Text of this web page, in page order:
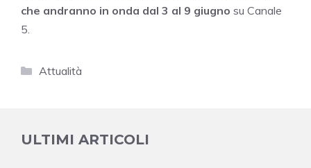
che andranno in onda dal 3 al 9 giugno su Canale
5.
Categorie
Attualità
ULTIMI ARTICOLI